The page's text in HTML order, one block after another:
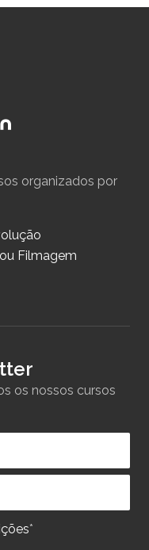
organizados por
Filmagem
os nossos cursos
*